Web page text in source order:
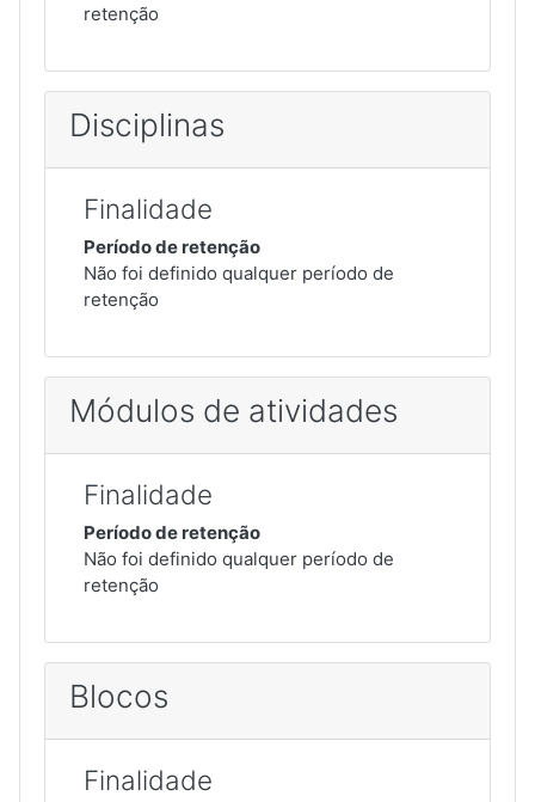
retenção
Disciplinas
Finalidade
Período de retenção
Não foi definido qualquer período de
retenção
Módulos de atividades
Finalidade
Período de retenção
Não foi definido qualquer período de
retenção
Blocos
Finalidade